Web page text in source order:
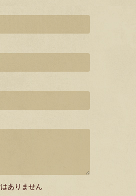
ありません